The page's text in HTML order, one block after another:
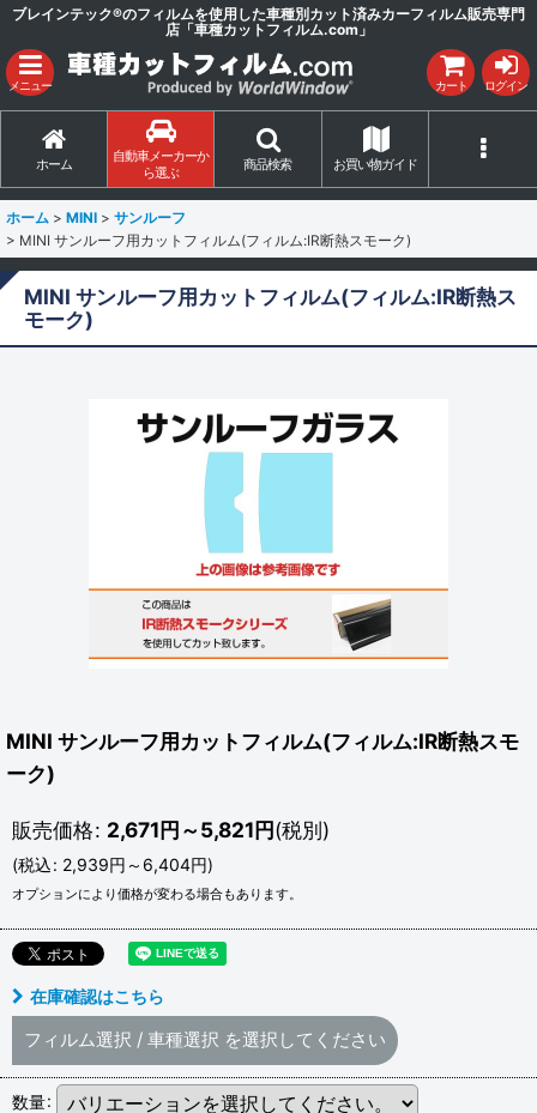
ブレインテック®のフィルムを使用した車種別カット済みカーフィルム販売専門
店「車種カットフィルム.com」
メニュー カート ログイン
ホーム
自動車メーカーか
ら選ぶ
商品検索 お買い物ガイド
ホーム > MINI > サンルーフ
> MINI サンルーフ用カットフィルム(フィルム:IR断熱スモーク)
MINI サンルーフ用カットフィルム(フィルム:IR断熱ス
モーク)
MINI サンルーフ用カットフィルム(フィルム:IR断熱スモ
ーク)
販売価格: 2,671円～5,821円(税別)
(税込: 2,939円 ～6,404円)
オプションにより価格が変わる場合もあります。
在庫確認はこちら
フィルム選択 / 車種選択 を選択してください
数量: